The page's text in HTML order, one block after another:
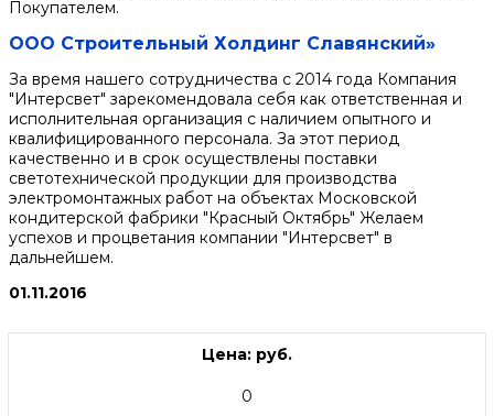
Покупателем.
ООО Строительный Холдинг Славянский»
За время нашего сотрудничества с 2014 года Компания
"Интерсвет" зарекомендовала себя как ответственная и
исполнительная организация с наличием опытного и
квалифицированного персонала. За этот период
качественно и в срок осуществлены поставки
светотехнической продукции для производства
электромонтажных работ на объектах Московской
кондитерской фабрики "Красный Октябрь" Желаем
успехов и процветания компании "Интерсвет" в
дальнейшем.
01.11.2016
Цена: руб.
0